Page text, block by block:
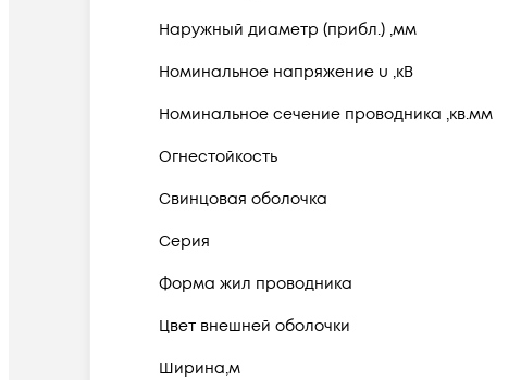
Наружный диаметр (прибл.) ,мм
Номинальное напряжение u ,кВ
Номинальное сечение проводника ,кв.мм
Огнестойкость
Свинцовая оболочка
Серия
Форма жил проводника
Цвет внешней оболочки
Ширина,м